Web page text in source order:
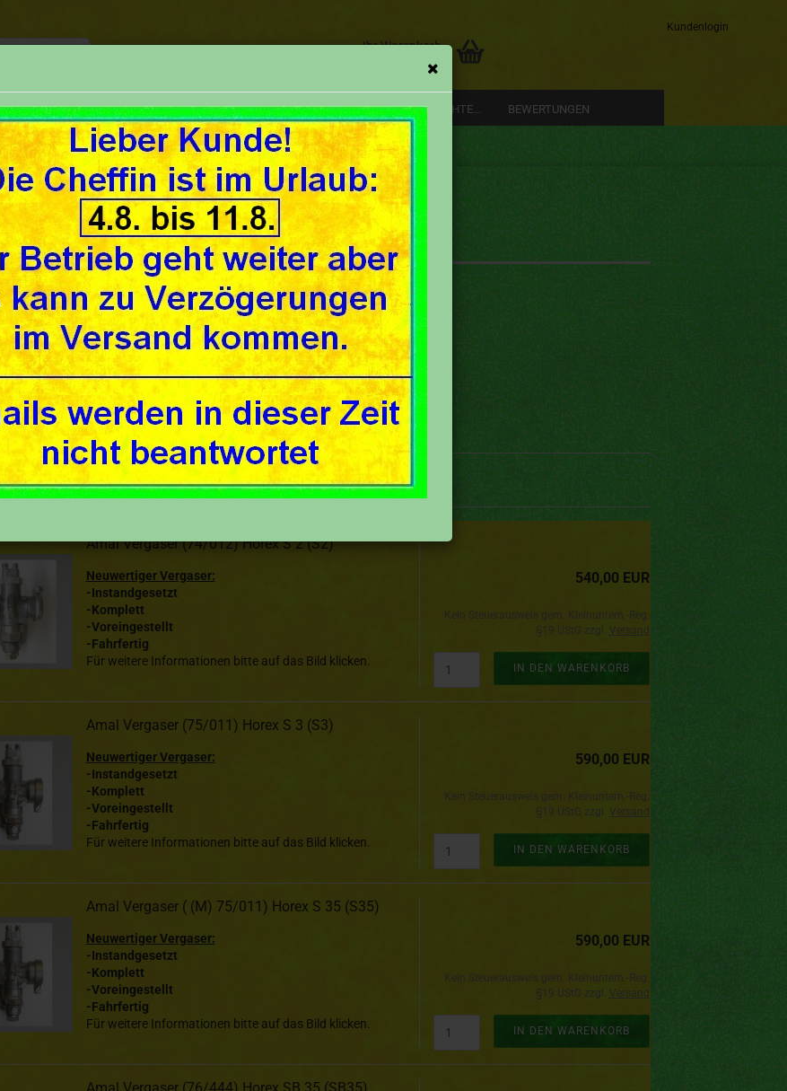
Kundenlogin
Ihr Warenkorb
SUCHE REPARATUREN UNSER GESCHÄFT UNSERE GESCHICHTE... BEWERTUNGEN
» AMAL » AMAL: Vergaser/ carburators » Horex
Sortieren nach 50 pro Seite
Amal Vergaser (74/012) Horex S 2 (S2)
Neuwertiger Vergaser:
-Instandgesetzt
-Komplett
-Voreingestellt
-Fahrfertig
Für weitere Informationen bitte auf das Bild klicken.
540,00 EUR
IN DEN WARENKORB
Amal Vergaser (75/011) Horex S 3 (S3)
Neuwertiger Vergaser:
-Instandgesetzt
-Komplett
-Voreingestellt
-Fahrfertig
Für weitere Informationen bitte auf das Bild klicken.
590,00 EUR
IN DEN WARENKORB
Amal Vergaser ( (M) 75/011) Horex S 35 (S35)
Neuwertiger Vergaser:
-Instandgesetzt
-Komplett
-Voreingestellt
-Fahrfertig
Für weitere Informationen bitte auf das Bild klicken.
590,00 EUR
IN DEN WARENKORB